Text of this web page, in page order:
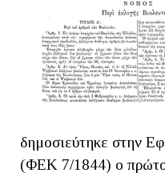
δημοσιεύτηκε στην
(ΦΕΚ 7/1844) ο